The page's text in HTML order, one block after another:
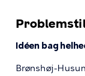
Idéen bag
Brønshøj-